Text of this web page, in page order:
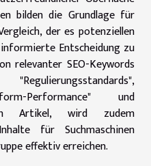
bilden die Grundlage für
der es potenziellen
Entscheidung zu
relevanter SEO-Keywords
Performance" und
Artikel, wird zudem
für Suchmaschinen
effektiv erreichen.